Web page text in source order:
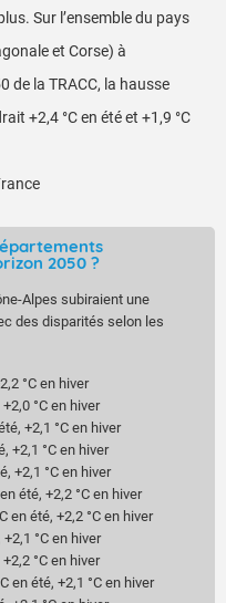
Sur l’ensemble du pays
et Corse) à
de la TRACC, la hausse
+2,4 °C en été et +1,9 °C
2050 ?
Alpes subiraient une
des disparités selon les
°C en hiver
°C en hiver
+2,1 °C en hiver
+2,1 °C en hiver
+2,1 °C en hiver
été, +2,2 °C en hiver
en été, +2,2 °C en hiver
°C en hiver
°C en hiver
en été, +2,1 °C en hiver